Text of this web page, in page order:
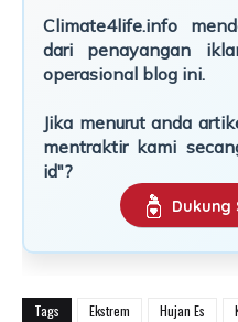
Climate4life.info
dari penayangan
operasional blog ini.
Jika menurut anda
mentraktir kami
id"?
Dukung
Tags Ekstrem Hujan Es